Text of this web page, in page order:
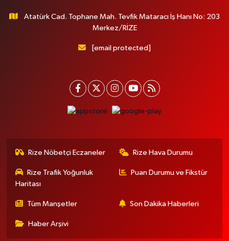
Atatürk Cad. Tophane Mah. Tevfik Mataracı İş Hanı No: 203
Merkez/RİZE
[email protected]
Rize Nöbetçi Eczaneler Rize Hava Durumu
Rize Trafik Yoğunluk
Haritası
Puan Durumu ve Fikstür
Tüm Manşetler Son Dakika Haberleri
Haber Arşivi